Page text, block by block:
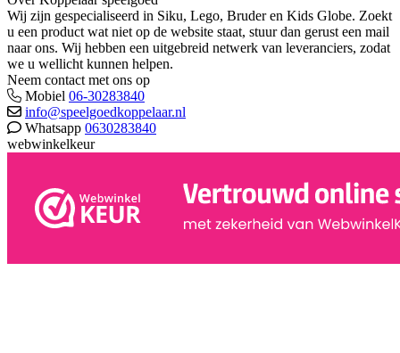
Wij zijn gespecialiseerd in Siku, Lego, Bruder en Kids Globe. Zoekt
u een product wat niet op de website staat, stuur dan gerust een mail
naar ons. Wij hebben een uitgebreid netwerk van leveranciers, zodat
we u wellicht kunnen helpen.
Neem contact met ons op
Mobiel 06-30283840
info@speelgoedkoppelaar.nl
Whatsapp 0630283840
webwinkelkeur